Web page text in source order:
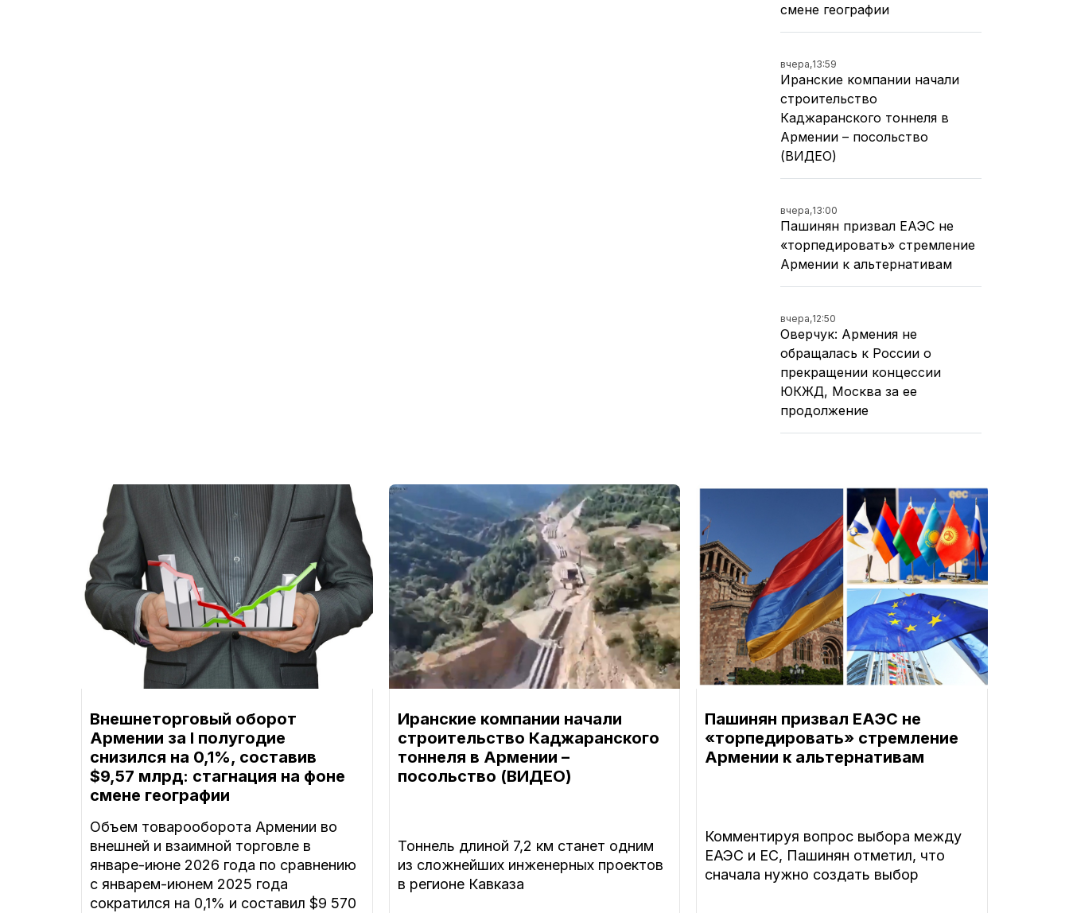
смене географии
вчера,13:59
Иранские компании начали
строительство
Каджаранского тоннеля в
Армении – посольство
(ВИДЕО)
вчера,13:00
Пашинян призвал ЕАЭС не
«торпедировать» стремление
Армении к альтернативам
вчера,12:50
Оверчук: Армения не
обращалась к России о
прекращении концессии
ЮКЖД, Москва за ее
продолжение
Внешнеторговый оборот
Армении за I полугодие
снизился на 0,1%, составив
$9,57 млрд: стагнация на фоне
смене географии
Объем товарооборота Армении во
внешней и взаимной торговле в
январе-июне 2026 года по сравнению
с январем-июнем 2025 года
сократился на 0,1% и составил $9 570
Иранские компании начали
строительство Каджаранского
тоннеля в Армении –
посольство (ВИДЕО)
Тоннель длиной 7,2 км станет одним
из сложнейших инженерных проектов
в регионе Кавказа
Пашинян призвал ЕАЭС не
«торпедировать» стремление
Армении к альтернативам
Комментируя вопрос выбора между
ЕАЭС и ЕС, Пашинян отметил, что
сначала нужно создать выбор